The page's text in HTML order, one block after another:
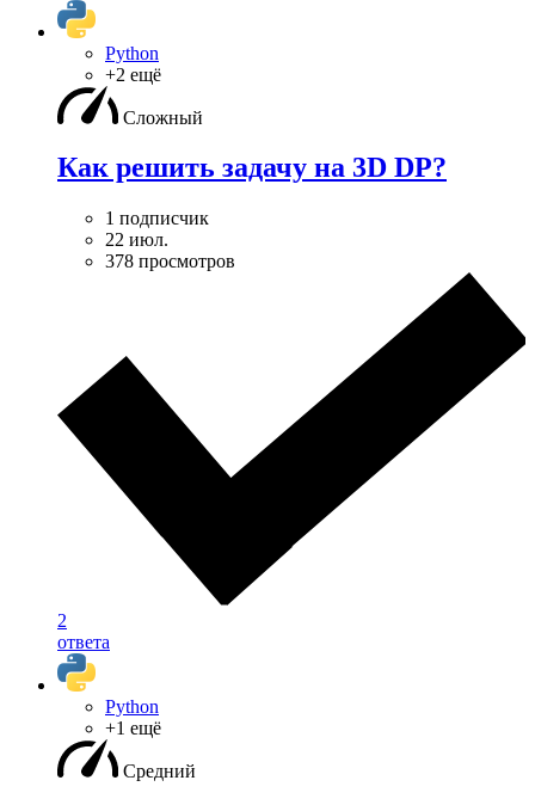
Python
+2 ещё
Сложный
Как решить задачу на 3D DP?
1 подписчик
22 июл.
378 просмотров
2
ответа
Python
+1 ещё
Средний